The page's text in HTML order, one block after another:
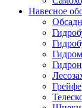
Навесное